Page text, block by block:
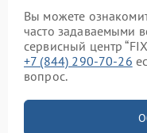
Вы можете
часто задаваемыми
сервисный центр
+7 (844) 290-70-26
вопрос.